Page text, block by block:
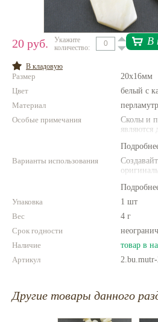
Нетемнеющая фурнитура
Всё для вышивки
Проволока
Натуральные камни
Каталог
Новинки!
О магазине
20 руб.
Укажите
количество:
В
В кладовую
Размер
20х16мм
Цвет
белый с
Материал
перламутр
Особые примечания
Сколы и
являются
товара
Варианты использования
размеры.
Упаковка
1 шт
Вес
4 г
Срок годности
Наличие
товар в
Артикул
Другие товары данного